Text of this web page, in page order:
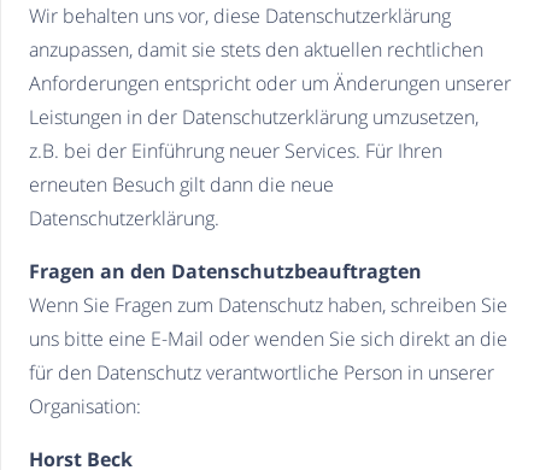
Wir behalten uns vor, diese Datenschutzerklärung
anzupassen, damit sie stets den aktuellen rechtlichen
Anforderungen entspricht oder um Änderungen unserer
Leistungen in der Datenschutzerklärung umzusetzen,
z.B. bei der Einführung neuer Services. Für Ihren
erneuten Besuch gilt dann die neue
Datenschutzerklärung.
Fragen an den Datenschutzbeauftragten
Wenn Sie Fragen zum Datenschutz haben, schreiben Sie
uns bitte eine E-Mail oder wenden Sie sich direkt an die
für den Datenschutz verantwortliche Person in unserer
Organisation:
Horst Beck